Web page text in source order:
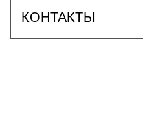
КОНТАКТЫ